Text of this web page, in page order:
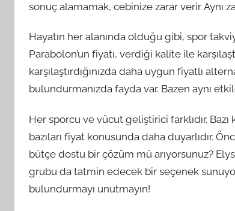
sonuç alamamak, cebinize zarar verir. Aynı
Hayatın her alanında olduğu gibi, spor
Parabolon’un fiyatı, verdiği kalite ile
karşılaştırdığınızda daha uygun fiyatlı
bulundurmanızda fayda var. Bazen aynı
Her sporcu ve vücut geliştirici farklıdır.
bazıları fiyat konusunda daha duyarlıdır.
bütçe dostu bir çözüm mü arıyorsunuz?
grubu da tatmin edecek bir seçenek
bulundurmayı unutmayın!